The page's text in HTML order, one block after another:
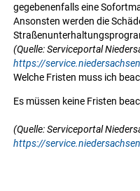
gegebenenfalls eine
Ansonsten werden die
(Quelle: Serviceportal
https://
Welche Fristen muss ich
Es müssen keine Fristen
(Quelle: Serviceportal
https://